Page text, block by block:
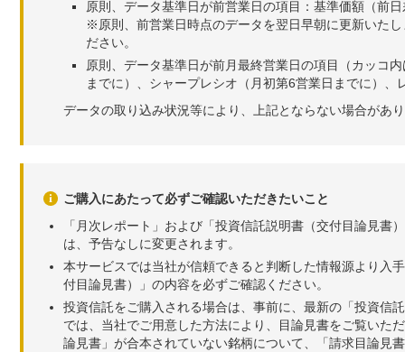
原則、データ基準日が前営業日の項目：基準価額（前
※原則、前営業日時点のデータを翌日早朝に更新いた
ださい。
原則、データ基準日が前月最終営業日の項目（カッコ
までに）、シャープレシオ（月初第6営業日までに）
データの取り込み状況等により、上記とならない場合があ
ご購入にあたって必ずご確認いただきたいこと
「月次レポート」および「投資信託説明書（交付目論見
は、予告なしに変更されます。
本サービスでは当社が信頼できると判断した情報源より入
付目論見書）」の内容を必ずご確認ください。
投資信託をご購入される場合は、事前に、最新の「投資信
では、当社でご用意した方法により、目論見書をご覧いた
論見書」が合本されていない銘柄について、「請求目論見